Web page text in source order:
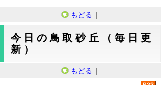
もどる ｜
今日の鳥取砂丘（毎日更
新）
もどる ｜